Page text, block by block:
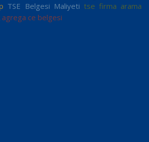
TSE Belgesi Maliyeti tse firma arama
agrega ce belgesi